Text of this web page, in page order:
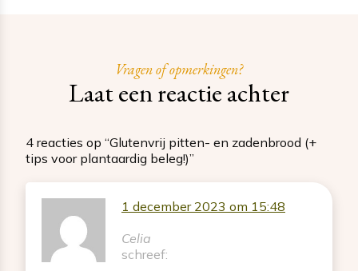
Vragen of opmerkingen?
Laat een reactie achter
4 reacties op “Glutenvrij pitten- en zadenbrood (+
tips voor plantaardig beleg!)”
Celia
schreef:
1 december 2023 om 15:48